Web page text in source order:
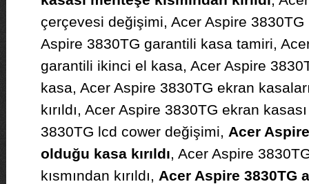
çerçevesi değişimi, Acer Aspire
Aspire 3830TG garantili kasa tamiri,
garantili ikinci el kasa, Acer Aspire
kasa, Acer Aspire 3830TG ekran
kırıldı, Acer Aspire 3830TG ekran
3830TG lcd cower değişimi, Acer
olduğu kasa kırıldı, Acer Aspire
kısmından kırıldı, Acer Aspire 3830TG